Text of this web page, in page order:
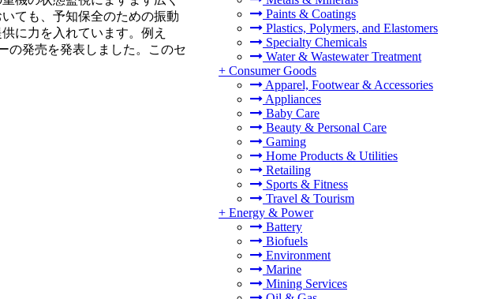
Paints & Coatings
Plastics, Polymers, and Elastomers
Specialty Chemicals
Water & Wastewater Treatment
+ Consumer Goods
Apparel, Footwear & Accessories
Appliances
Baby Care
Beauty & Personal Care
Gaming
Home Products & Utilities
Retailing
Sports & Fitness
Travel & Tourism
+ Energy & Power
Battery
Biofuels
Environment
Marine
Mining Services
ても、予知保全のための振動
に力を入れています。例え
の発売を発表しました。このセ